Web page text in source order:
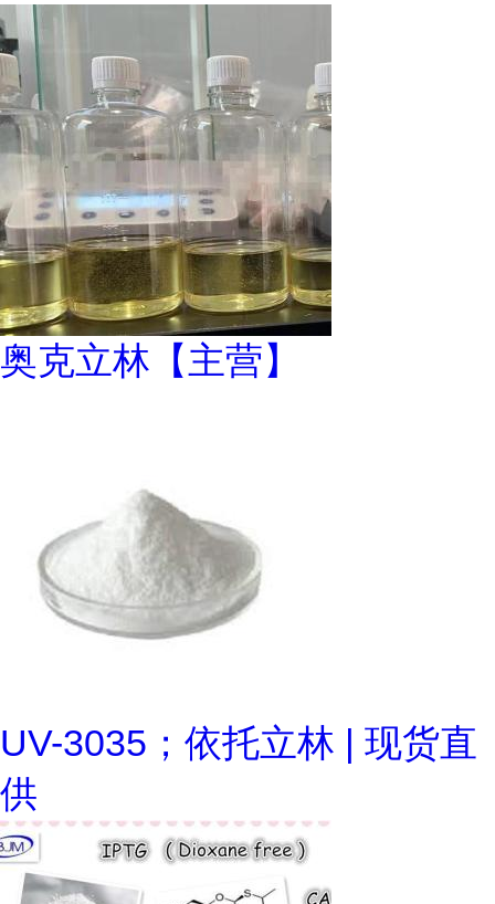
奥克立林【主营】
UV-3035；依托立林 | 现货直
供